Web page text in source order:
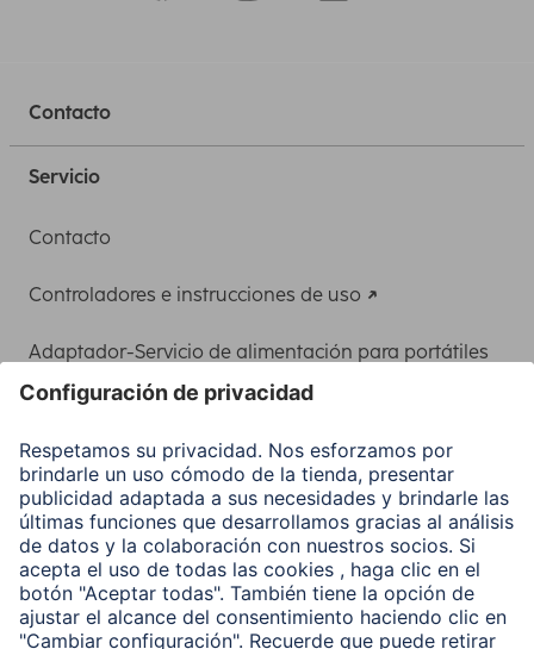
Contacto
Servicio
Contacto
Controladores e instrucciones de uso
Adaptador-Servicio de alimentación para portátiles
Clientes online
Conviértete en distribuidor
Compañía